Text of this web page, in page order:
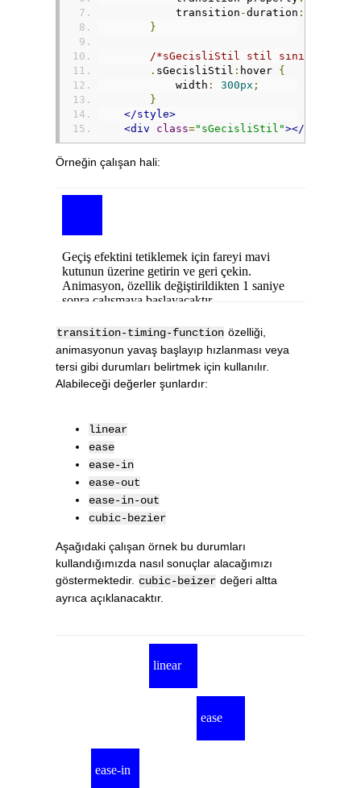
            transition
-duration :
}
/*sGecisliStil stil sınıfına
. sGecisliStil : hover {
            width
: 300px ;
}
</style>
<div
class="sGecisliStil"></div>
Örneğin çalışan hali:
transition-timing-function özelliği,
animasyonun yavaş başlayıp hızlanması veya
tersi gibi durumları belirtmek için kullanılır.
Alabileceği değerler şunlardır:
linear
ease
ease-in
ease-out
ease-in-out
cubic-bezier
Aşağıdaki çalışan örnek bu durumları
kullandığımızda nasıl sonuçlar alacağımızı
göstermektedir. cubic-beizer değeri altta
ayrıca açıklanacaktır.